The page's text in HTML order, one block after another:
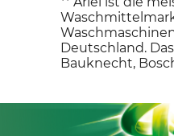
Deutschland.
Bauknecht,